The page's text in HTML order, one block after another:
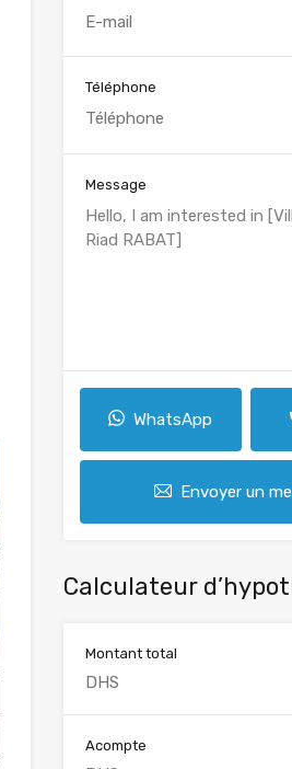
Téléphone
Message
WhatsApp
Envoyer un
Calculateur
Montant total
Acompte